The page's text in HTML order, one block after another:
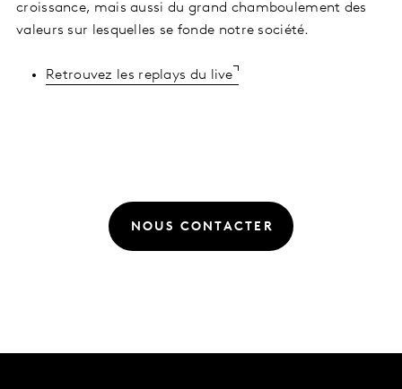
croissance, mais aussi du grand chamboulement des
valeurs sur lesquelles se fonde notre société.
Retrouvez les replays du live
NOUS CONTACTER